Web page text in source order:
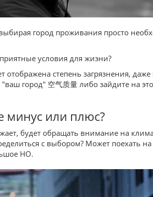
город проживания просто
условия для жизни?
степень загрязнения, даже
город" 空气质量 либо зайдите на
минус или плюс?
будет обращать внимание на
с выбором? Может поехать
НО.